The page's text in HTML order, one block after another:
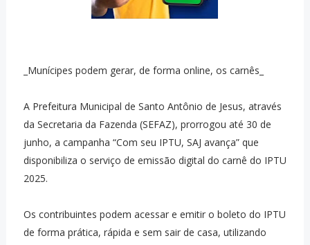
_Munícipes podem gerar, de forma online, os carnês_
A Prefeitura Municipal de Santo Antônio de Jesus, através
da Secretaria da Fazenda (SEFAZ), prorrogou até 30 de
junho, a campanha “Com seu IPTU, SAJ avança” que
disponibiliza o serviço de emissão digital do carnê do IPTU
2025.
Os contribuintes podem acessar e emitir o boleto do IPTU
de forma prática, rápida e sem sair de casa, utilizando